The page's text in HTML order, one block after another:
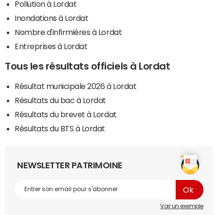
Pollution à Lordat
Inondations à Lordat
Nombre d'infirmières à Lordat
Entreprises à Lordat
Tous les résultats officiels à Lordat
Résultat municipale 2026 à Lordat
Résultats du bac à Lordat
Résultats du brevet à Lordat
Résultats du BTS à Lordat
NEWSLETTER PATRIMOINE
Voir un exemple